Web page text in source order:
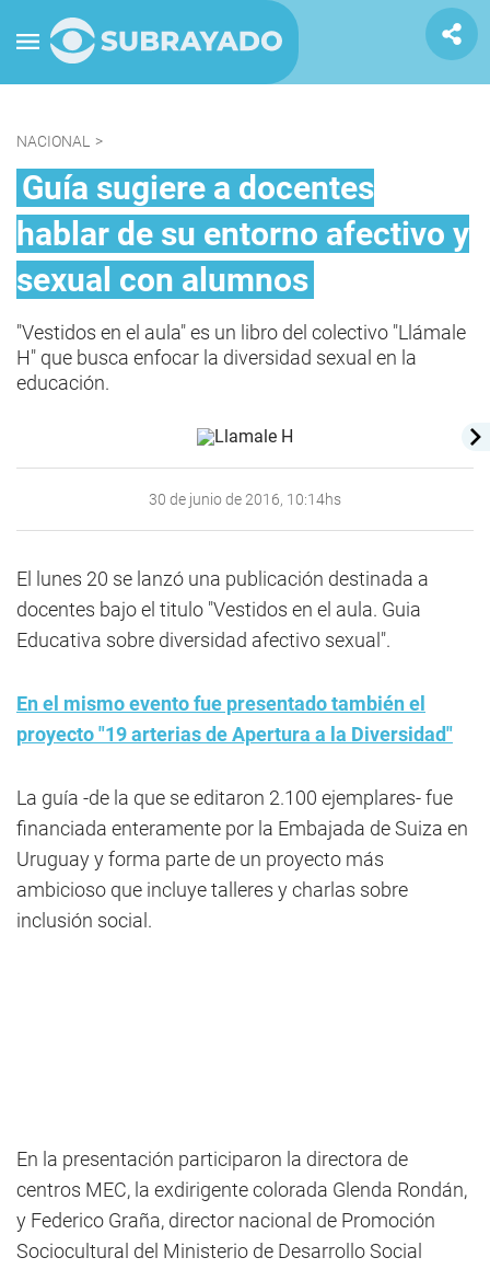
NACIONAL >
Guía sugiere a docentes
hablar de su entorno afectivo y
sexual con alumnos
"Vestidos en el aula" es un libro del colectivo "Llámale
H" que busca enfocar la diversidad sexual en la
educación.
30 de junio de 2016, 10:14hs
El lunes 20 se lanzó una publicación destinada a
docentes bajo el titulo "Vestidos en el aula. Guia
Educativa sobre diversidad afectivo sexual".
En el mismo evento fue presentado también el
proyecto "19 arterias de Apertura a la Diversidad"
La guía -de la que se editaron 2.100 ejemplares- fue
financiada enteramente por la Embajada de Suiza en
Uruguay y forma parte de un proyecto más
ambicioso que incluye talleres y charlas sobre
inclusión social.
En la presentación participaron la directora de
centros MEC, la exdirigente colorada Glenda Rondán,
y Federico Graña, director nacional de Promoción
Sociocultural del Ministerio de Desarrollo Social